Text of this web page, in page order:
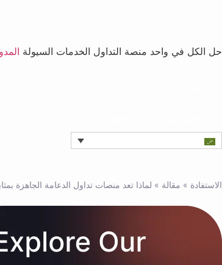
حل الكل في واحد منصة التداول الخدمات السيولة
الاستفادة » مقالة » لماذا تعد منصات تداول الدعامة الجاهزة